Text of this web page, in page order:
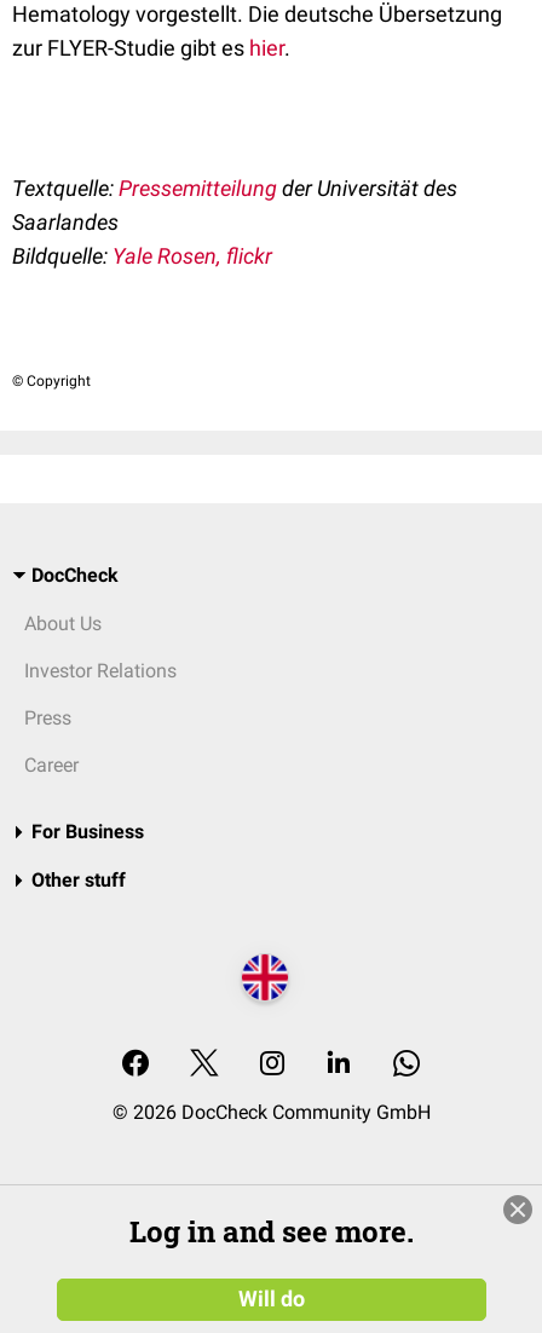
Hematology vorgestellt. Die deutsche Übersetzung
zur FLYER-Studie gibt es hier.
Textquelle:Pressemitteilungder Universität des
Saarlandes
Bildquelle: Yale Rosen, flickr
© Copyright
DocCheck
About Us
Investor Relations
Press
Career
For Business
Other stuff
© 2026 DocCheck Community GmbH
Log in and see more.
Will do